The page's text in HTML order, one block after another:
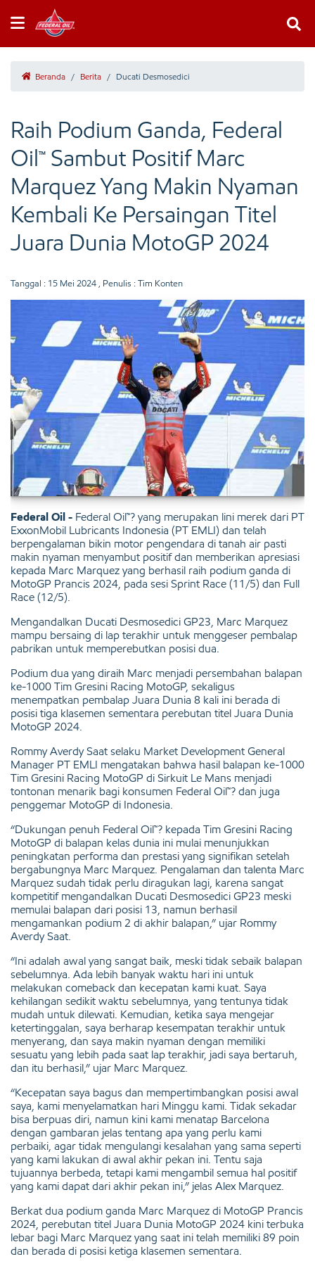
Beranda / Berita / Ducati Desmosedici
Raih Podium Ganda, Federal
Oil™ Sambut Positif Marc
Marquez Yang Makin Nyaman
Kembali Ke Persaingan Titel
Juara Dunia MotoGP 2024
Tanggal : 15 Mei 2024 , Penulis : Tim Konten
Federal Oil - Federal Oil™? yang merupakan lini merek dari PT
ExxonMobil Lubricants Indonesia (PT EMLI) dan telah
berpengalaman bikin motor pengendara di tanah air pasti
makin nyaman menyambut positif dan memberikan apresiasi
kepada Marc Marquez yang berhasil raih podium ganda di
MotoGP Prancis 2024, pada sesi Sprint Race (11/5) dan Full
Race (12/5).
Mengandalkan Ducati Desmosedici GP23, Marc Marquez
mampu bersaing di lap terakhir untuk menggeser pembalap
pabrikan untuk memperebutkan posisi dua.
Podium dua yang diraih Marc menjadi persembahan balapan
ke-1000 Tim Gresini Racing MotoGP, sekaligus
menempatkan pembalap Juara Dunia 8 kali ini berada di
posisi tiga klasemen sementara perebutan titel Juara Dunia
MotoGP 2024.
Rommy Averdy Saat selaku Market Development General
Manager PT EMLI mengatakan bahwa hasil balapan ke-1000
Tim Gresini Racing MotoGP di Sirkuit Le Mans menjadi
tontonan menarik bagi konsumen Federal Oil™? dan juga
penggemar MotoGP di Indonesia.
“Dukungan penuh Federal Oil™? kepada Tim Gresini Racing
MotoGP di balapan kelas dunia ini mulai menunjukkan
peningkatan performa dan prestasi yang signifikan setelah
bergabungnya Marc Marquez. Pengalaman dan talenta Marc
Marquez sudah tidak perlu diragukan lagi, karena sangat
kompetitif mengandalkan Ducati Desmosedici GP23 meski
memulai balapan dari posisi 13, namun berhasil
mengamankan podium 2 di akhir balapan,” ujar Rommy
Averdy Saat.
“Ini adalah awal yang sangat baik, meski tidak sebaik balapan
sebelumnya. Ada lebih banyak waktu hari ini untuk
melakukan comeback dan kecepatan kami kuat. Saya
kehilangan sedikit waktu sebelumnya, yang tentunya tidak
mudah untuk dilewati. Kemudian, ketika saya mengejar
ketertinggalan, saya berharap kesempatan terakhir untuk
menyerang, dan saya makin nyaman dengan memiliki
sesuatu yang lebih pada saat lap terakhir, jadi saya bertaruh,
dan itu berhasil,” ujar Marc Marquez.
“Kecepatan saya bagus dan mempertimbangkan posisi awal
saya, kami menyelamatkan hari Minggu kami. Tidak sekadar
bisa berpuas diri, namun kini kami menatap Barcelona
dengan gambaran jelas tentang apa yang perlu kami
perbaiki, agar tidak mengulangi kesalahan yang sama seperti
yang kami lakukan di awal akhir pekan ini. Tentu saja
tujuannya berbeda, tetapi kami mengambil semua hal positif
yang kami dapat dari akhir pekan ini,” jelas Alex Marquez.
Berkat dua podium ganda Marc Marquez di MotoGP Prancis
2024, perebutan titel Juara Dunia MotoGP 2024 kini terbuka
lebar bagi Marc Marquez yang saat ini telah memiliki 89 poin
dan berada di posisi ketiga klasemen sementara.